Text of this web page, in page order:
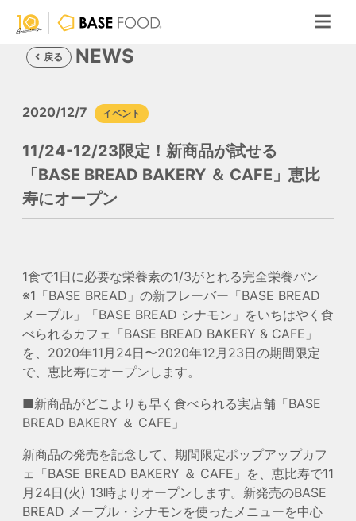
戻る NEWS
2020/12/7 イベント
11/24-12/23限定！新商品が試せる
「BASE BREAD BAKERY ＆ CAFE」恵比
寿にオープン
1食で1日に必要な栄養素の1/3がとれる完全栄養パン
※1 「BASE BREAD」の新フレーバー 「BASE BREAD
メープル」「BASE BREAD シナモン」 をいちはやく食
べられるカフェ「BASE BREAD BAKERY & CAFE」
を、2020年11月24日〜2020年12月23日の期間限定
で、恵比寿にオープンします。
■新商品がどこよりも早く食べられる実店舗「BASE
BREAD BAKERY ＆ CAFE」
新商品の発売を記念して、期間限定ポップアップカフ
ェ「BASE BREAD BAKERY ＆ CAFE」を、恵比寿で11
月24日(火) 13時よりオープンします。新発売のBASE
BREAD メープル・シナモンを使ったメニューを中心